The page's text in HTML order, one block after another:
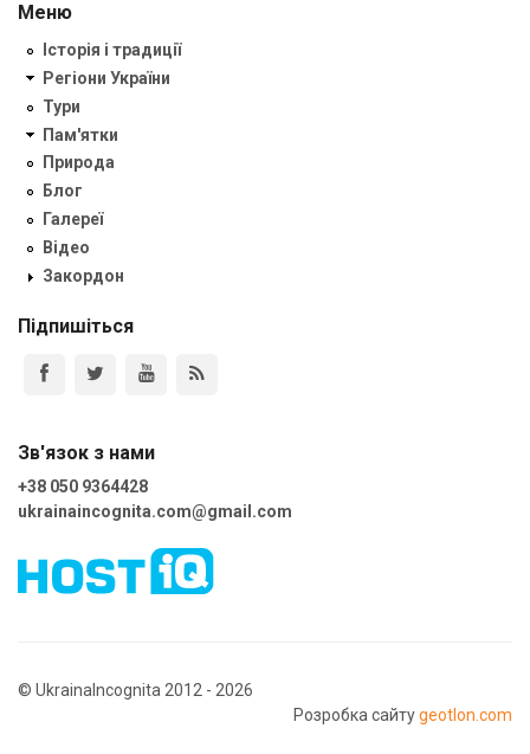
Меню
Історія і традиції
Регіони України
Тури
Пам'ятки
Природа
Блог
Галереї
Відео
Закордон
Підпишіться
Зв'язок з нами
+38 050 9364428
ukrainaincognita.com@gmail.com
© UkrainaIncognita 2012 - 2026
Розробка сайтуgeotlon.com